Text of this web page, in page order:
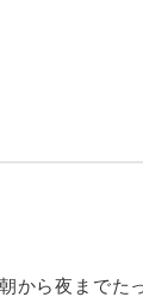
から夜までた